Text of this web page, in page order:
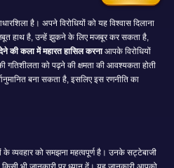
अपने विरोधियों को यह विश्वास दिलाना
हाथ है, उन्हें झुकने के लिए मजबूर कर सकता है,
की कला में महारत हासिल करनाआपके विरोधियों
को समझना महत्वपूर्ण है। उनके सट्टेबाजी